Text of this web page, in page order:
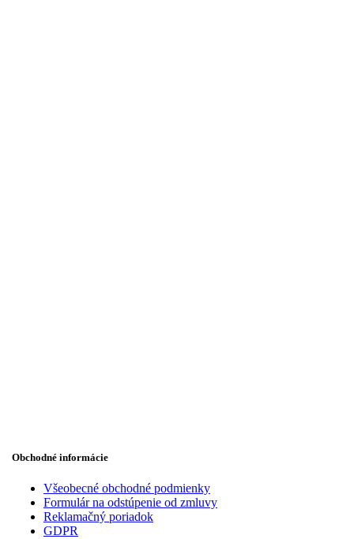
Obchodné informácie
Všeobecné obchodné podmienky
Formulár na odstúpenie od zmluvy
Reklamačný poriadok
GDPR